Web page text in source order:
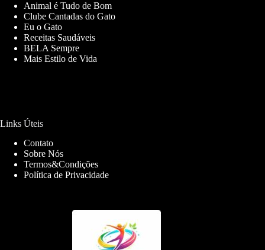
Animal é Tudo de Bom
Clube Cantadas do Gato
Eu o Gato
Receitas Saudáveis
BELA Sempre
Mais Estilo de Vida
Links Úteis
Contato
Sobre Nós
Termos&Condições
Política de Privacidade